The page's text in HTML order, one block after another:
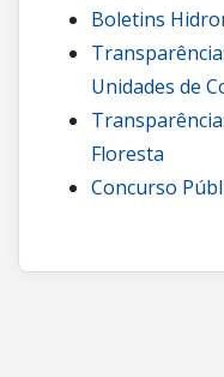
Boletins
Unidades de
Floresta
Concurso